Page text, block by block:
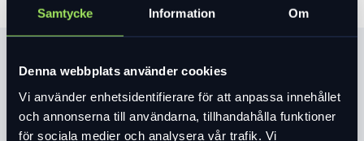
Samtycke Information Om
Denna webbplats använder cookies
Vi använder enhetsidentifierare för att anpassa innehållet
och annonserna till användarna, tillhandahålla funktioner
för sociala medier och analysera vår trafik. Vi
Produktinformation
Polisport Guppy Junior för lite större barn monteras på
pakethållare max vikt 35kg, passar pakethållare med
rördiameter 10-16mm och bredd 120-185mm, Levereras